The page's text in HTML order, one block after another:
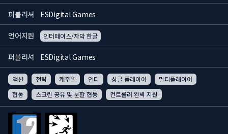
퍼블리셔 ESDigital Games
언어지원 인터페이스/자막 한글
퍼블리셔 ESDigital Games
액션 전략 캐주얼 인디 싱글 플레이어
멀티플레이어
협동
스크린 공유 및 분할 협동 컨트롤러 완벽 지원